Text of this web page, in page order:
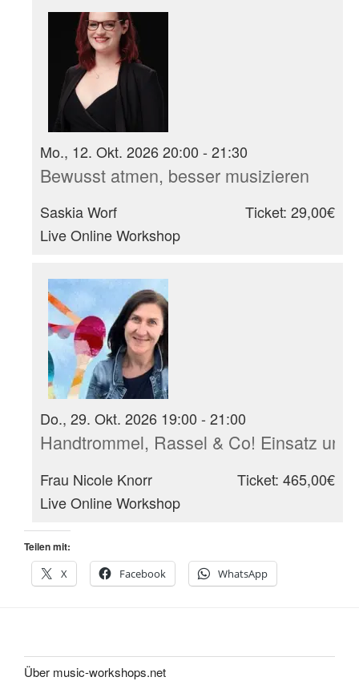
Mo., 12. Okt. 2026 20:00 - 21:30
Bewusst atmen, besser musizieren
Saskia Worf
Live Online Workshop
Ticket: 29,00€
Do., 29. Okt. 2026 19:00 - 21:00
Handtrommel, Rassel & Co! Einsatz
Frau Nicole Knorr
Live Online Workshop
Ticket: 465,00€
Teilen mit:
X
Facebook WhatsApp
Über music-workshops.net